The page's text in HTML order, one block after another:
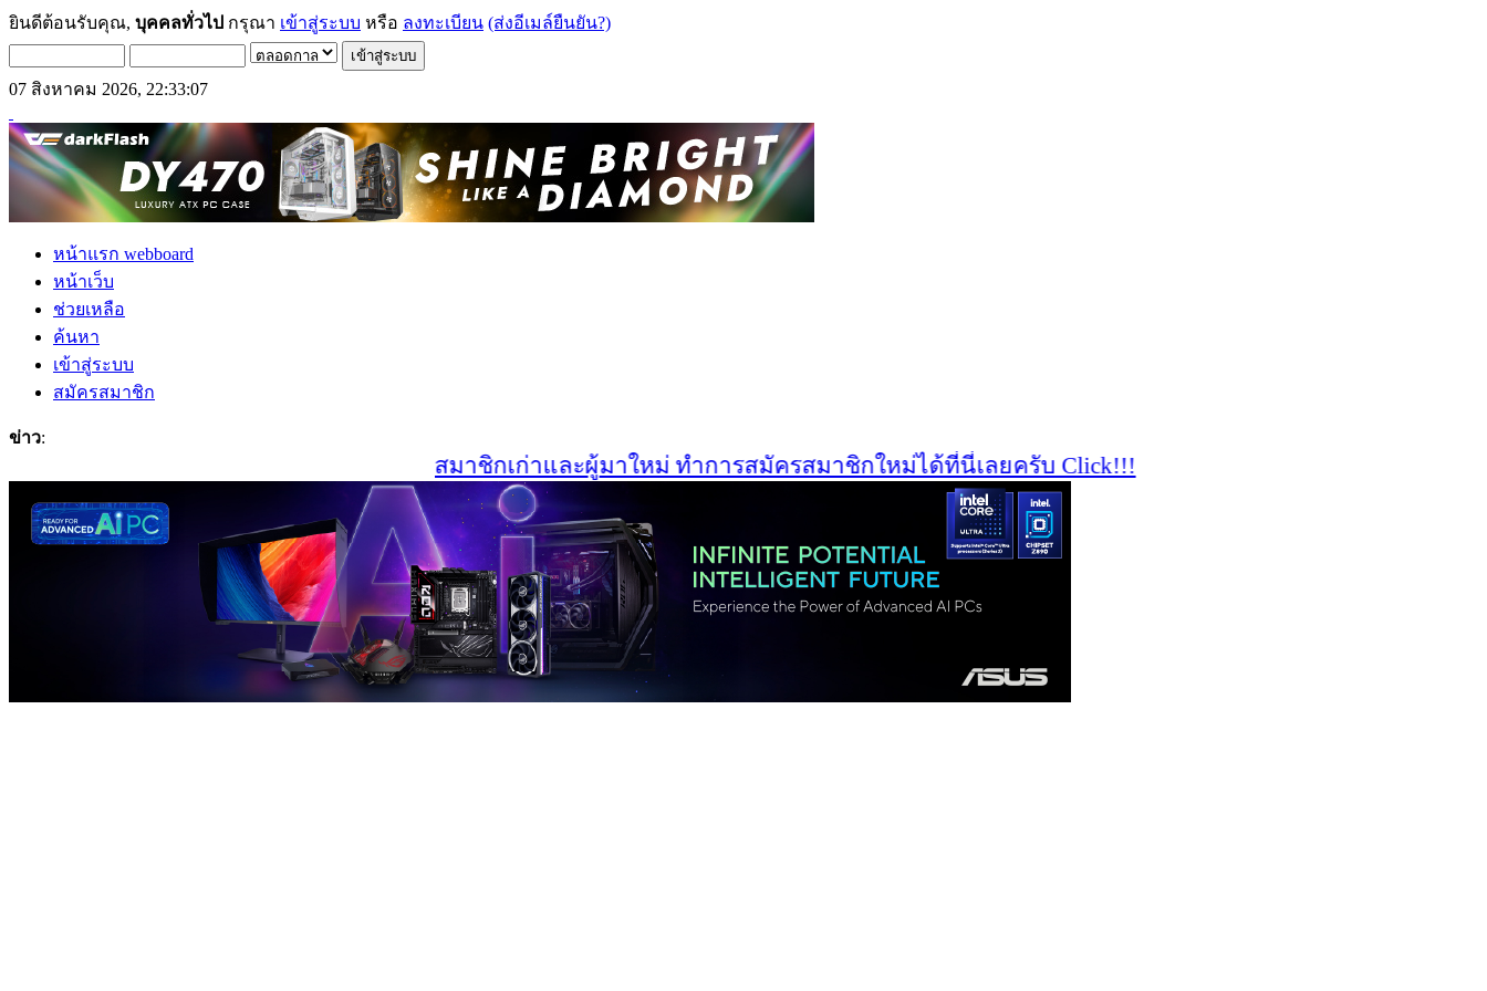
ยินดีต้อนรับคุณ, บุคคลทั่วไป กรุณา เข้าสู่ระบบ หรือ ลงทะเบียน (ส่งอีเมล์ยืนยัน?)
07 สิงหาคม 2026, 22:33:07
หน้าแรก webboard
หน้าเว็บ
ช่วยเหลือ
ค้นหา
เข้าสู่ระบบ
สมัครสมาชิก
ข่าว:
สมาชิกเก่าและผู้มาใหม่ ทำการสมัครสมาชิกใหม่ได้ที่นี่เลยครับ Click!!!